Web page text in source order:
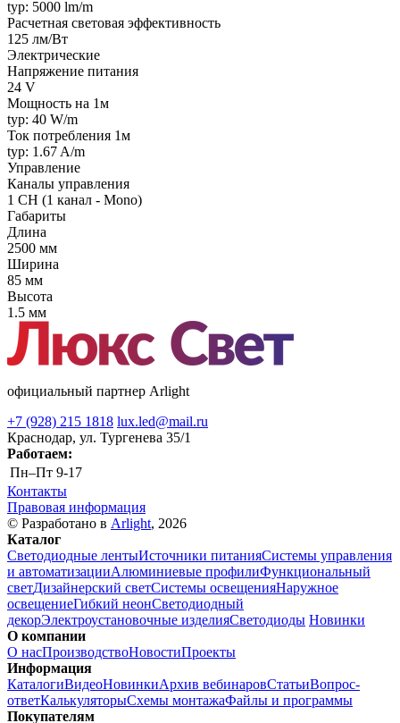
typ: 5000 lm/m
Расчетная световая эффективность
125 лм/Вт
Электрические
Напряжение питания
24 V
Мощность на 1м
typ: 40 W/m
Ток потребления 1м
typ: 1.67 A/m
Управление
Каналы управления
1 CH (1 канал - Mono)
Габариты
Длина
2500 мм
Ширина
85 мм
Высота
1.5 мм
официальный партнер Arlight
+7 (928) 215 1818 lux.led@mail.ru
Краснодар, ул. Тургенева 35/1
Работаем:
Пн–Пт 9-17
Контакты
Правовая информация
© Разработано в Arlight, 2026
Каталог
Светодиодные лентыИсточники питанияСистемы управления
и автоматизацииАлюминиевые профилиФункциональный
светДизайнерский светСистемы освещенияНаружное
освещениеГибкий неонСветодиодный
декорЭлектроустановочные изделияСветодиоды Новинки
О компании
О насПроизводствоНовостиПроекты
Информация
КаталогиВидеоНовинкиАрхив вебинаровСтатьиВопрос-
ответКалькуляторыСхемы монтажаФайлы и программы
Покупателям